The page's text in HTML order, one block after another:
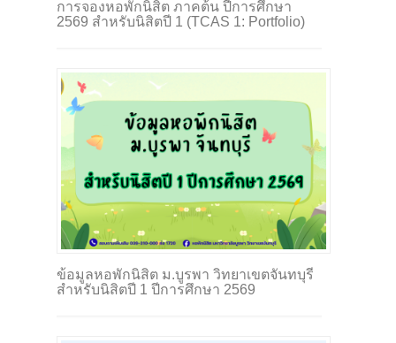
การจองหอพักนิสิต ภาคต้น ปีการศึกษา
2569 สำหรับนิสิตปี 1 (TCAS 1: Portfolio)
ข้อมูลหอพักนิสิต ม.บูรพา วิทยาเขตจันทบุรี
สำหรับนิสิตปี 1 ปีการศึกษา 2569